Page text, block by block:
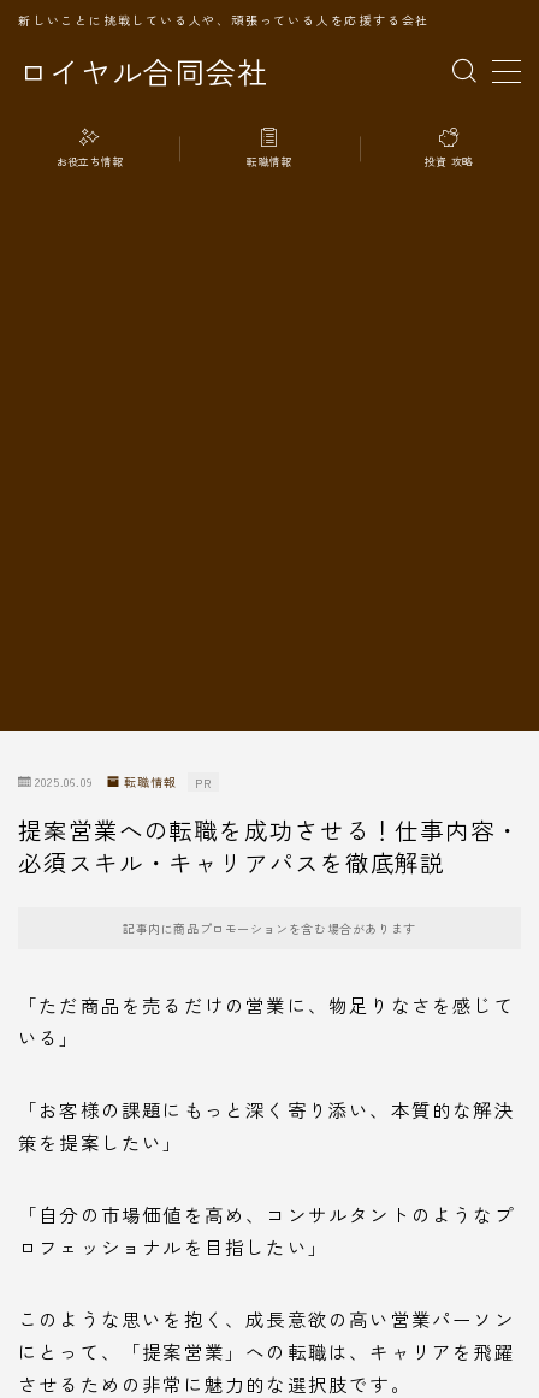
ロイヤル合同会社
新しいことに挑戦している人や、頑張っている人を応援する会社
MENU
TOPページ
お役立ち情報 転職情報 投資 攻略
2025.06.09 転職情報 PR
提案営業への転職を成功させる！仕事内容・
必須スキル・キャリアパスを徹底解説
記事内に商品プロモーションを含む場合があります
「ただ商品を売るだけの営業に、物足りなさを感じて
いる」
「お客様の課題にもっと深く寄り添い、本質的な解決
策を提案したい」
「自分の市場価値を高め、コンサルタントのようなプ
ロフェッショナルを目指したい」
このような思いを抱く、成長意欲の高い営業パーソン
にとって、「提案営業」への転職は、キャリアを飛躍
させるための非常に魅力的な選択肢です。